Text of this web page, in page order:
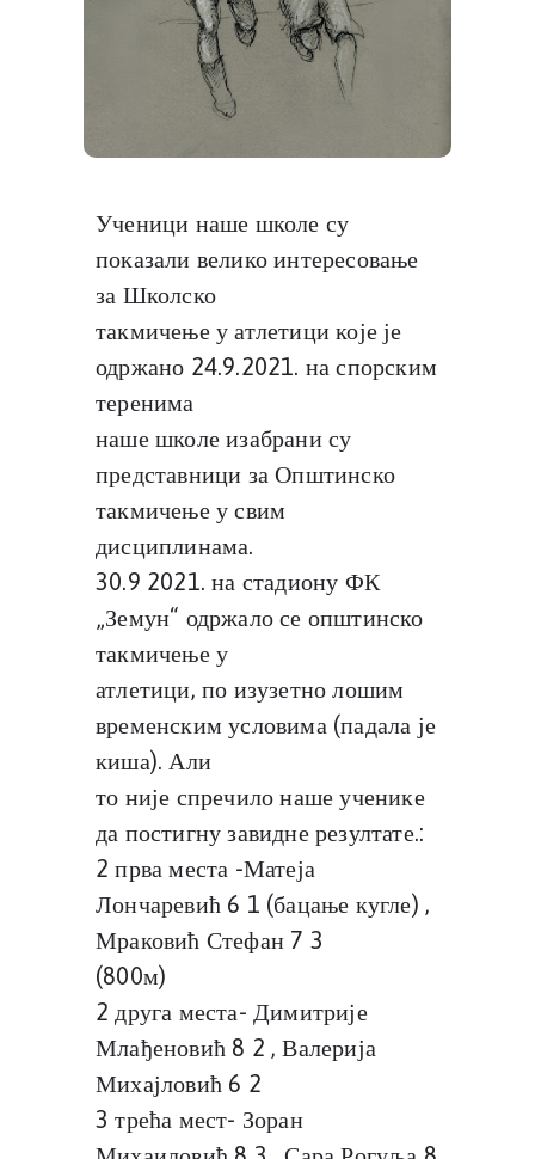
Ученици наше школе су
показали велико интересовање
за Школско
такмичење у атлетици које је
одржано 24.9.2021. на спорским
теренима
наше школе изабрани су
представници за Општинско
такмичење у свим
дисциплинама.
30.9 2021. на стадиону ФК
„Земун“ одржало се општинско
такмичење у
атлетици, по изузетно лошим
временским условима (падала је
киша). Али
то није спречило наше ученике
да постигну завидне резултате.:
2 прва места -Матеја
Лончаревић 6 1 (бацање кугле) ,
Мраковић Стефан 7 3
(800м)
2 друга места- Димитрије
Млађеновић 8 2 , Валерија
Михајловић 6 2
3 трећа мест- Зоран